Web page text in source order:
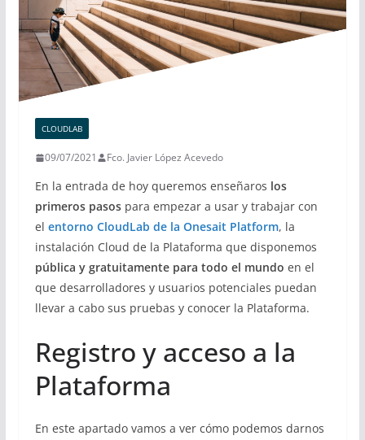
CLOUDLAB
09/07/2021 Fco. Javier López Acevedo
En la entrada de hoy queremos enseñaros los
primeros pasospara empezar a usar y trabajar con
el entorno CloudLab de la Onesait Platform, la
instalación Cloud de la Plataforma que disponemos
pública y gratuitamente para todo el mundo en el
que desarrolladores y usuarios potenciales puedan
llevar a cabo sus pruebas y conocer la Plataforma.
Registro y acceso a la
Plataforma
En este apartado vamos a ver cómo podemos darnos